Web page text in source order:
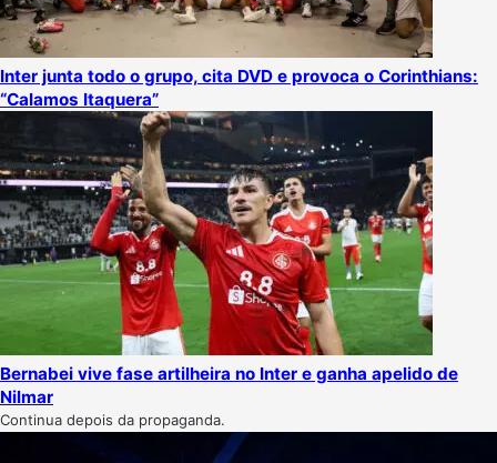
Inter junta todo o grupo, cita DVD e provoca o Corinthians:
“Calamos Itaquera”
Bernabei vive fase artilheira no Inter e ganha apelido de
Nilmar
Continua depois da propaganda.